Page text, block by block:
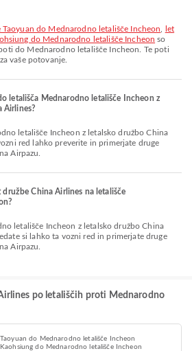
do Mednarodno letališče Incheon
let
do Mednarodno letališče Incheon so
do Mednarodno letališče Incheon. Te poti
vaše potovanje.
letališča Mednarodno letališče Incheon z
Airlines?
red lahko preverite in primerjate druge
Airpazu.
China Airlines na letališče
si lahko ta vozni red in primerjate druge
Airpazu.
po letališčih proti Mednarodno
do Mednarodno letališče Incheon
do Mednarodno letališče Incheon